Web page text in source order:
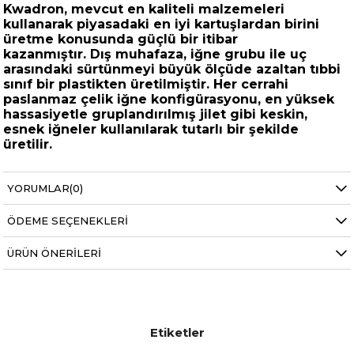
Kwadron, mevcut en kaliteli malzemeleri
kullanarak piyasadaki en iyi kartuşlardan birini
üretme konusunda güçlü bir itibar
kazanmıştır. Dış muhafaza, iğne grubu ile uç
arasındaki sürtünmeyi büyük ölçüde azaltan tıbbi
sınıf bir plastikten üretilmiştir. Her cerrahi
paslanmaz çelik iğne konfigürasyonu, en yüksek
hassasiyetle gruplandırılmış jilet gibi keskin,
esnek iğneler kullanılarak tutarlı bir şekilde
üretilir.
Bu yeni kartuşlar ayrıca optimum performans
sağlayan tam bir membran stabilizasyon sistemi
ile tasarlanmıştır. Ayrıca, mürekkebin geri akışına
karşı yeterli koruma sağlayan membran tarzı bir
sistem içerirler.
Özellikler:
YORUMLAR(0)
ÖDEME SEÇENEKLERI
ÜRÜN ÖNERILERI
Etiketler